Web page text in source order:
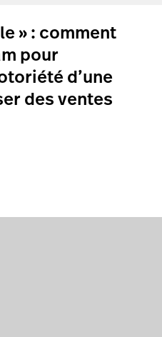
» : comment
pour
d’une
des ventes